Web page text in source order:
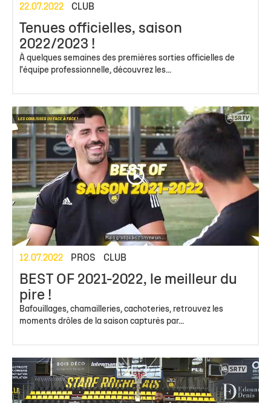
22.07.2022 CLUB
Tenues officielles, saison
2022/2023 !
À quelques semaines des premières sorties officielles de
l'équipe professionnelle, découvrez les...
12.07.2022 PROS CLUB
BEST OF 2021-2022, le meilleur du
pire !
Bafouillages, chamailleries, cachoteries, retrouvez les
moments drôles de la saison capturés par...